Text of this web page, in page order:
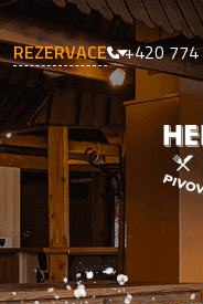
REZERVACE +420